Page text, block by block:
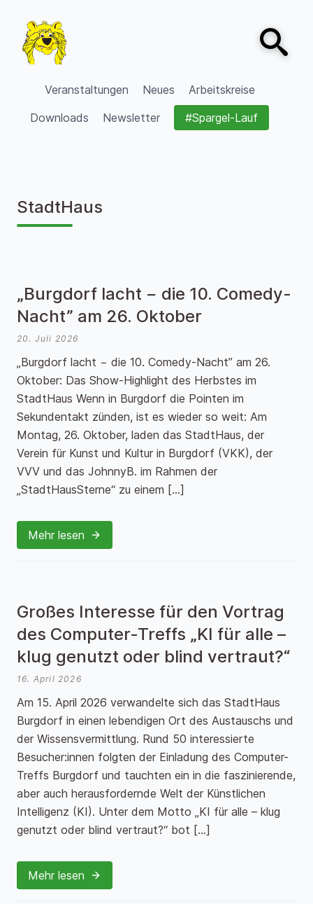
VVV Burgdorf
Veranstaltungen Neues
Arbeitskreise
Downloads
Newsletter #Spargel-Lauf
Open
StadtHaus
„Burgdorf lacht − die 10. Comedy-
Nacht” am 26. Oktober
20. Juli 2026
„Burgdorf lacht − die 10. Comedy-Nacht” am 26.
Oktober: Das Show-Highlight des Herbstes im
StadtHaus Wenn in Burgdorf die Pointen im
Sekundentakt zünden, ist es wieder so weit: Am
Montag, 26. Oktober, laden das StadtHaus, der
Verein für Kunst und Kultur in Burgdorf (VKK), der
VVV und das JohnnyB. im Rahmen der
„StadtHausSterne“ zu einem […]
Mehr lesen
Großes Interesse für den Vortrag
des Computer-Treffs „KI für alle –
klug genutzt oder blind vertraut?“
16. April 2026
Am 15. April 2026 verwandelte sich das StadtHaus
Burgdorf in einen lebendigen Ort des Austauschs und
der Wissensvermittlung. Rund 50 interessierte
Besucher:innen folgten der Einladung des Computer-
Treffs Burgdorf und tauchten ein in die faszinierende,
aber auch herausfordernde Welt der Künstlichen
Intelligenz (KI). Unter dem Motto „KI für alle – klug
genutzt oder blind vertraut?“ bot […]
Mehr lesen